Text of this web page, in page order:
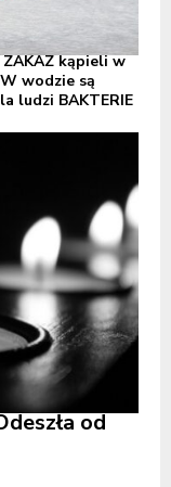
ZAKAZ kąpieli w
wodzie są
ludzi BAKTERIE
od